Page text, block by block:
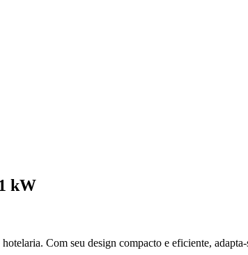
kW
Com seu design compacto e eficiente,